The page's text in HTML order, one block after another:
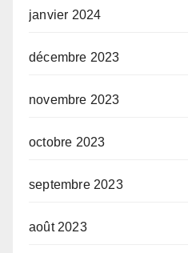
janvier 2024
décembre 2023
novembre 2023
octobre 2023
septembre 2023
août 2023